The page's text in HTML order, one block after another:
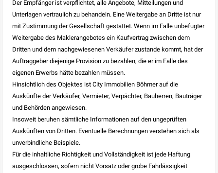
Der Empfänger ist verpflichtet, alle Angebote, Mitteilungen und
Unterlagen vertraulich zu behandeln. Eine Weitergabe an Dritte ist nur
mit Zustimmung der Gesellschaft gestattet. Wenn im Falle unbefugter
Weitergabe des Maklerangebotes ein Kaufvertrag zwischen dem
Dritten und dem nachgewiesenen Verkäufer zustande kommt, hat der
Auftraggeber diejenige Provision zu bezahlen, die er im Falle des
eigenen Erwerbs hätte bezahlen müssen.
Hinsichtlich des Objektes ist City Immobilien Böhmer auf die
Auskünfte der Verkäufer, Vermieter, Verpächter, Bauherren, Bauträger
und Behörden angewiesen.
Insoweit beruhen sämtliche Informationen auf den ungeprüften
Auskünften von Dritten. Eventuelle Berechnungen verstehen sich als
unverbindliche Beispiele.
Für die inhaltliche Richtigkeit und Vollständigkeit ist jede Haftung
ausgeschlossen, sofern nicht Vorsatz oder grobe Fahrlässigkeit